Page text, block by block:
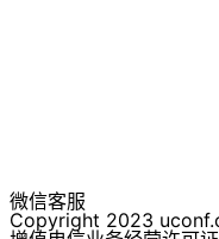
微信客服
Copyright 2023